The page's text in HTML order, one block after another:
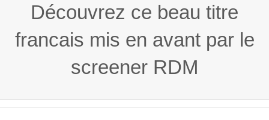
Découvrez ce beau titre
francais mis en avant par le
screener RDM